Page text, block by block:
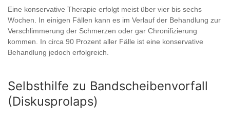
Eine konservative Therapie erfolgt meist über vier bis sechs
Wochen. In einigen Fällen kann es im Verlauf der Behandlung zur
Verschlimmerung der Schmerzen oder gar Chronifizierung
kommen. In circa 90 Prozent aller Fälle ist eine konservative
Behandlung jedoch erfolgreich.
Selbsthilfe zu Bandscheibenvorfall
(Diskusprolaps)